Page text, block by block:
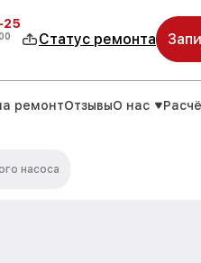
25
Статус ремонта
ремонтОтзывыО нас
насоса